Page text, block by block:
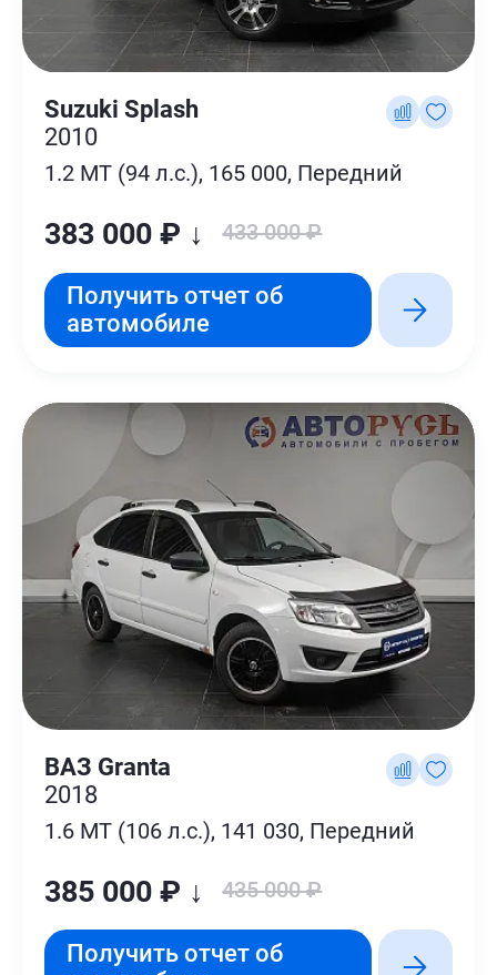
Suzuki Splash
2010
1.2 MT (94 л.с.), 165 000, Передний
383 000 ₽ ↓ 433 000 ₽
Получить отчет об
автомобиле
ВАЗ Granta
2018
1.6 MT (106 л.с.), 141 030, Передний
385 000 ₽ ↓ 435 000 ₽
Получить отчет об